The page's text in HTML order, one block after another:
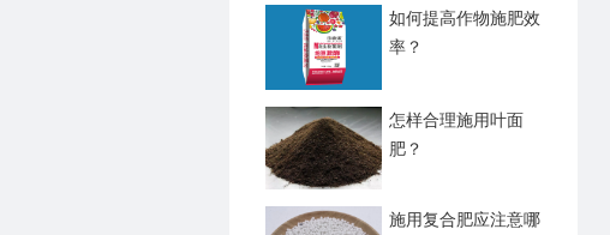
如何提高作物施肥效
率？
怎样合理施用叶面
肥？
施用复合肥应注意哪